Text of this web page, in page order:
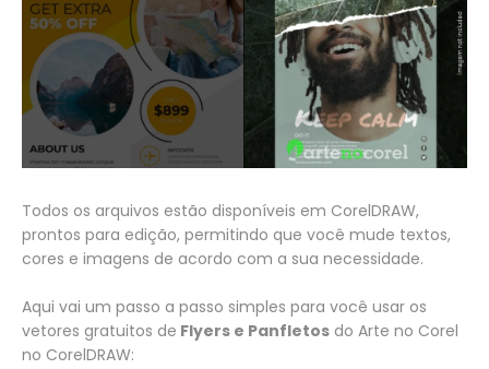
Todos os arquivos estão disponíveis em CorelDRAW,
prontos para edição, permitindo que você mude textos,
cores e imagens de acordo com a sua necessidade.
Aqui vai um passo a passo simples para você usar os
vetores gratuitos de Flyers e Panfletos do Arte no Corel
no CorelDRAW: